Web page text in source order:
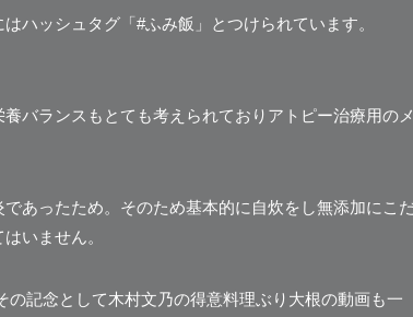
はハッシュタグ 「#ふみ飯」 とつけられています。
バランスもとても考えられており アトピー治療用の
あったため。そのため基本的に自炊をし無添加にこ
いません。
記念として木村文乃の得意料理ぶり大根の動画も一